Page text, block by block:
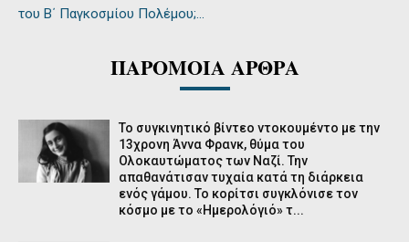
του Β΄ Παγκοσμίου Πολέμου;…
ΠΑΡΟΜΟΙΑ ΑΡΘΡΑ
Το συγκινητικό βίντεο ντοκουμέντο με την
13χρονη Άννα Φρανκ, θύμα του
Ολοκαυτώματος των Ναζί. Την
απαθανάτισαν τυχαία κατά τη διάρκεια
ενός γάμου. Το κορίτσι συγκλόνισε τον
κόσμο με το «Ημερολόγιό» τ...